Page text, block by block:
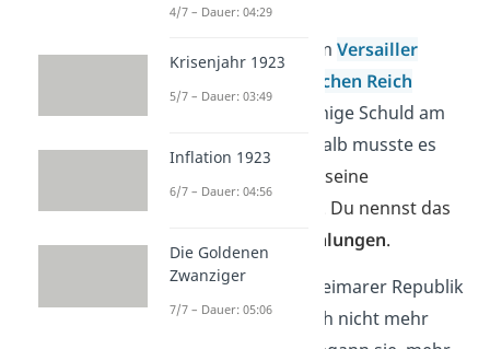
Das lag zum einen am Versailler
Deutschen Reich
wurde darin die alleinige Schuld am
Krieg gegeben. Deshalb musste es
Entschädigungen an seine
Kriegsgegner leisten. Du nennst das
Reparationszahlungen.
Die Regierung der Weimarer Republik
konnte das schließlich nicht mehr
4/7 – Dauer: 04:29
Krisenjahr 1923
5/7 – Dauer: 03:49
Inflation 1923
6/7 – Dauer: 04:56
Die Goldenen
Zwanziger
7/7 – Dauer: 05:06